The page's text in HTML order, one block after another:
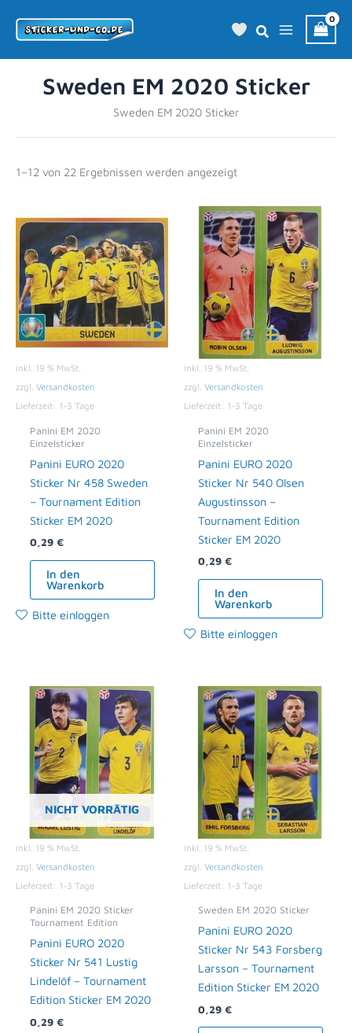
Inhalt
Sweden EM 2020 Sticker
Sweden EM 2020 Sticker
1–12 von 22 Ergebnissen werden angezeigt
inkl. 19 % MwSt.
zzgl. Versandkosten
Lieferzeit: 1-3 Tage
Panini EM 2020
Einzelsticker
Panini EURO 2020
Sticker Nr 458 Sweden
– Tournament Edition
Sticker EM 2020
0,29 €
In den
Warenkorb
Bitte einloggen
inkl. 19 % MwSt.
zzgl. Versandkosten
Lieferzeit: 1-3 Tage
Panini EM 2020
Einzelsticker
Panini EURO 2020
Sticker Nr 540 Olsen
Augustinsson –
Tournament Edition
Sticker EM 2020
0,29 €
In den
Warenkorb
Bitte einloggen
NICHT VORRÄTIG
inkl. 19 % MwSt.
zzgl. Versandkosten
Lieferzeit: 1-3 Tage
Panini EM 2020 Sticker
Tournament Edition
Panini EURO 2020
Sticker Nr 541 Lustig
Lindelöf – Tournament
Edition Sticker EM 2020
0,29 €
inkl. 19 % MwSt.
zzgl. Versandkosten
Lieferzeit: 1-3 Tage
Sweden EM 2020 Sticker
Panini EURO 2020
Sticker Nr 543 Forsberg
Larsson – Tournament
Edition Sticker EM 2020
0,29 €